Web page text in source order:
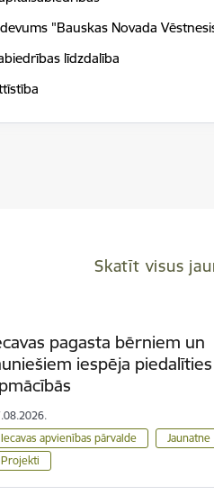
"Bauskas Novada
līdzdalība
Skatīt visus
pagasta bērniem un
iespēja
Iecavas apvienības pārvalde
Jaunatne
Projekti